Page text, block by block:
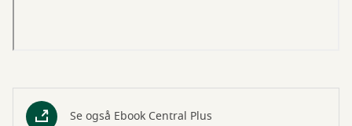
Se også Ebook Central Plus